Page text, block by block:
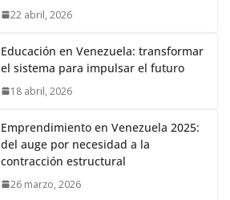
22 abril, 2026
Educación en Venezuela: transformar
el sistema para impulsar el futuro
18 abril, 2026
Emprendimiento en Venezuela 2025:
del auge por necesidad a la
contracción estructural
26 marzo, 2026